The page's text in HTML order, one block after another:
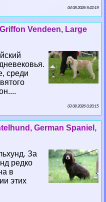
04 08 2026 9:22:19
Vendeen, Large
среди
03 08 2026 0:20:15
German Spaniel,
За
редко
в
этих